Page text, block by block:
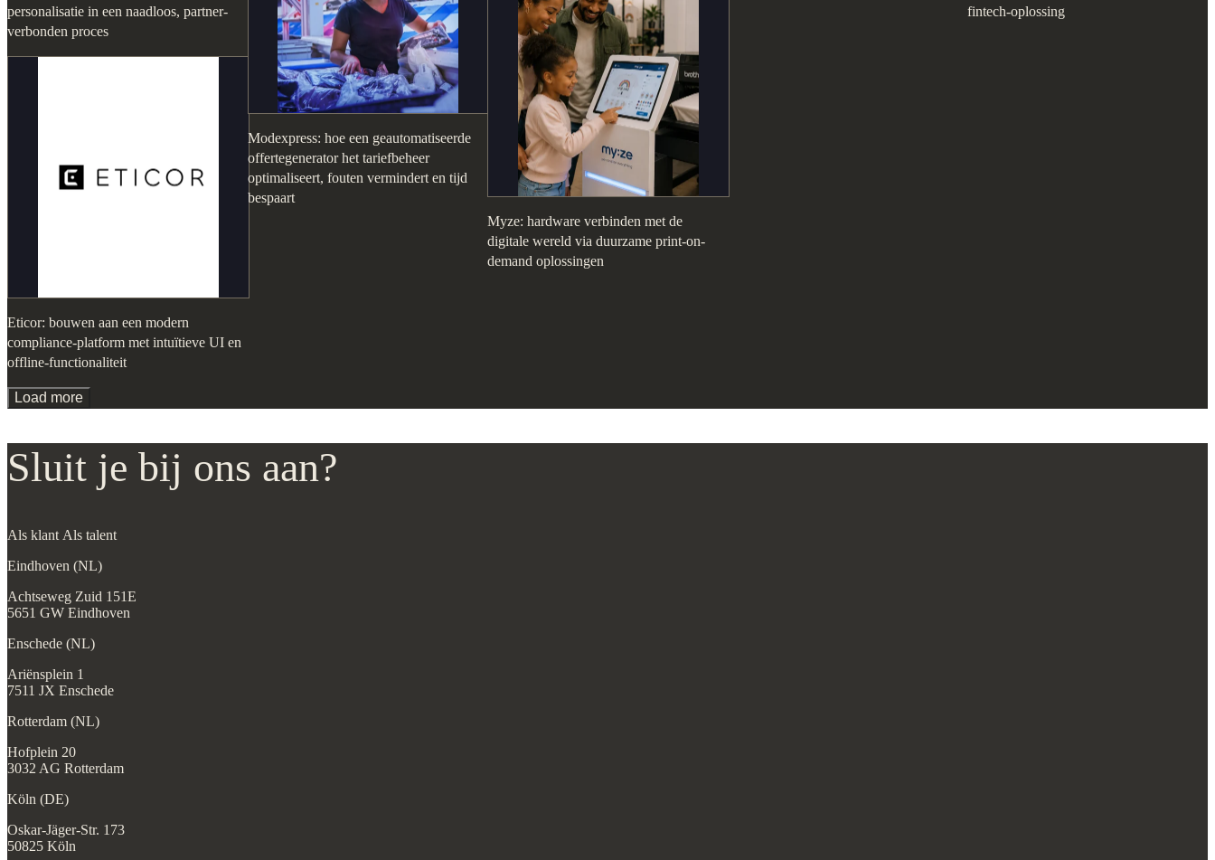
personalisatie in een naadloos, partner-
verbonden proces
Eticor: bouwen aan een modern
compliance-platform met intuïtieve UI en
offline-functionaliteit
Modexpress: hoe een geautomatiseerde
offertegenerator het tariefbeheer
optimaliseert, fouten vermindert en tijd
bespaart
Myze: hardware verbinden met de
digitale wereld via duurzame print-on-
demand oplossingen
fintech-oplossing
Load more
Sluit je bij ons aan?
Als klant Als talent
Eindhoven (NL)
Achtseweg Zuid 151E
5651 GW Eindhoven
Enschede (NL)
Ariënsplein 1
7511 JX Enschede
Rotterdam (NL)
Hofplein 20
3032 AG Rotterdam
Köln (DE)
Oskar-Jäger-Str. 173
50825 Köln